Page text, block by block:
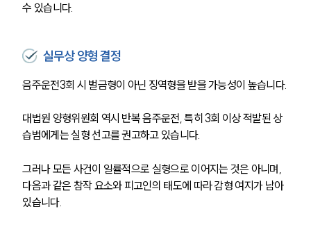
수 있습니다.
실무상 양형 결정
음주운전3회 시 벌금형이 아닌 징역형을 받을 가능성이 높습니다.
대법원 양형위원회 역시 반복 음주운전, 특히 3회 이상 적발된 상
습범에게는 실형 선고를 권고하고 있습니다.
그러나 모든 사건이 일률적으로 실형으로 이어지는 것은 아니며,
다음과 같은 참작 요소와 피고인의 태도에 따라 감형 여지가 남아
있습니다.